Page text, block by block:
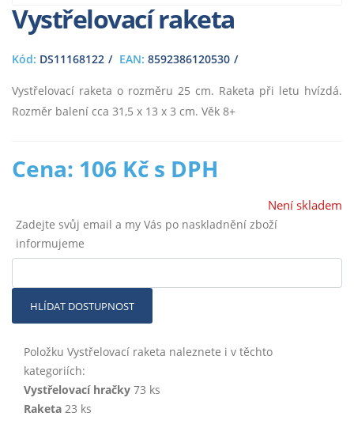
Vystřelovací raketa
Kód: DS11168122 EAN: 8592386120530
Vystřelovací raketa o rozměru 25 cm. Raketa při letu hvízdá.
Rozměr balení cca 31,5 x 13 x 3 cm. Věk 8+
Cena: 106 Kč s DPH
Není skladem
Zadejte svůj email a my Vás po naskladnění zboží
informujeme
HLÍDAT DOSTUPNOST
Položku Vystřelovací raketa naleznete i v těchto
kategoriích:
Vystřelovací hračky 73 ks
Raketa 23 ks